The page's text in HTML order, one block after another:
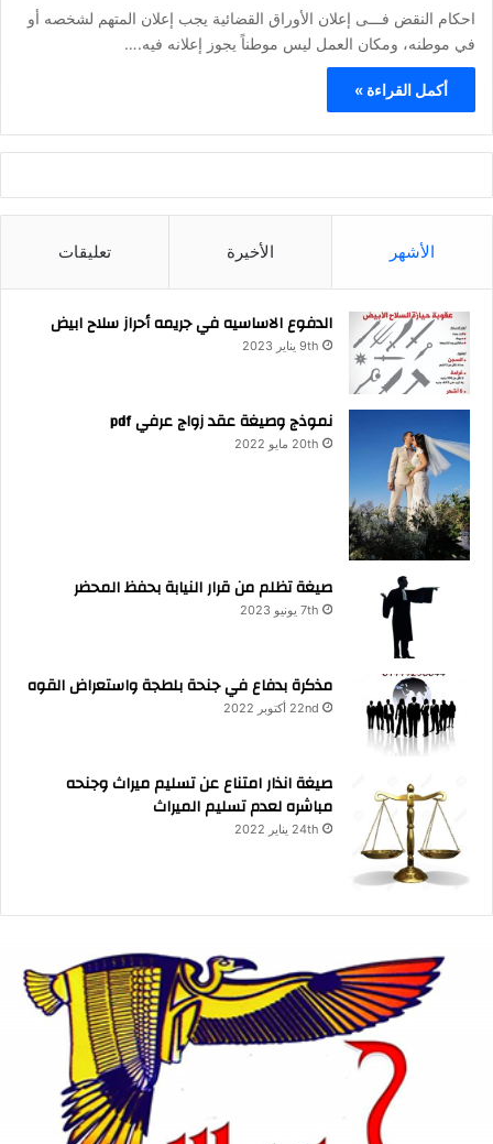
احكام النقض فـــى إعلان الأوراق القضائية يجب إعلان المتهم لشخصه أو
في موطنه، ومكان العمل ليس موطناً يجوز إعلانه فيه.…
أكمل القراءة »
الأشهر الأخيرة تعليقات
الدفوع الاساسيه في جريمه أحراز سلاح ابيض
9th يناير 2023
نموذج وصيغة عقد زواج عرفي pdf
20th مايو 2022
صيغة تظلم من قرار النيابة بحفظ المحضر
7th يونيو 2023
مذكرة بدفاع في جنحة بلطجة واستعراض القوه
22nd أكتوبر 2022
صيغة انذار امتناع عن تسليم ميراث وجنحه
مباشره لعدم تسليم الميراث
24th يناير 2022